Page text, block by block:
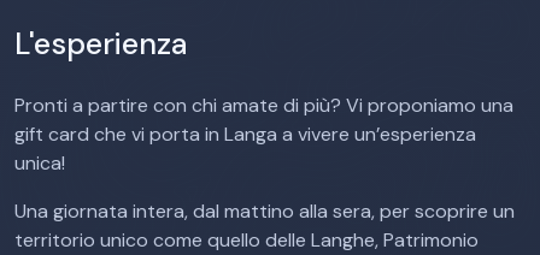
L'esperienza
Pronti a partire con chi amate di più? Vi proponiamo una
gift card che vi porta in Langa a vivere un’esperienza
unica!
Una giornata intera, dal mattino alla sera, per scoprire un
territorio unico come quello delle Langhe, Patrimonio